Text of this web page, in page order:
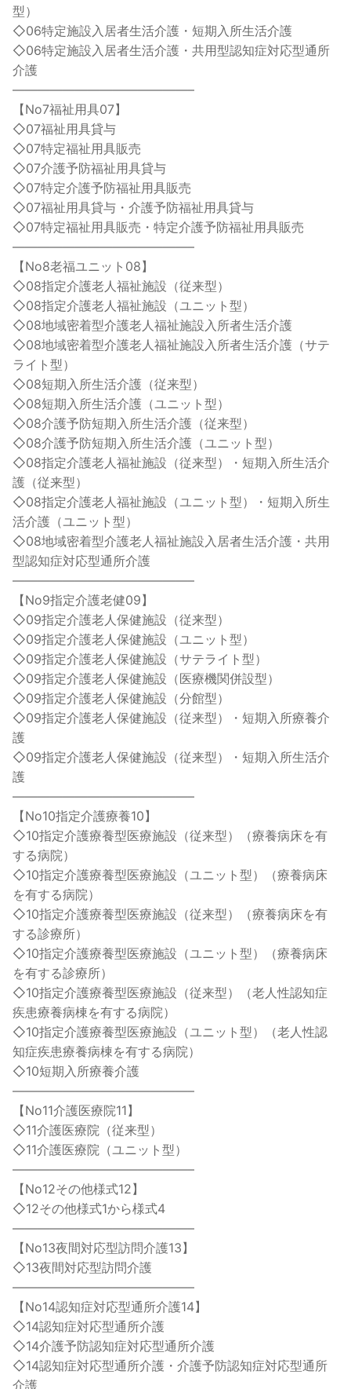
型）
◇06特定施設入居者生活介護・短期入所生活介護
◇06特定施設入居者生活介護・共用型認知症対応型通所
介護
——————————————–
【No7福祉用具07】
◇07福祉用具貸与
◇07特定福祉用具販売
◇07介護予防福祉用具貸与
◇07特定介護予防福祉用具販売
◇07福祉用具貸与・介護予防福祉用具貸与
◇07特定福祉用具販売・特定介護予防福祉用具販売
——————————————–
【No8老福ユニット08】
◇08指定介護老人福祉施設（従来型）
◇08指定介護老人福祉施設（ユニット型）
◇08地域密着型介護老人福祉施設入所者生活介護
◇08地域密着型介護老人福祉施設入所者生活介護（サテ
ライト型）
◇08短期入所生活介護（従来型）
◇08短期入所生活介護（ユニット型）
◇08介護予防短期入所生活介護（従来型）
◇08介護予防短期入所生活介護（ユニット型）
◇08指定介護老人福祉施設（従来型）・短期入所生活介
護（従来型）
◇08指定介護老人福祉施設（ユニット型）・短期入所生
活介護（ユニット型）
◇08地域密着型介護老人福祉施設入居者生活介護・共用
型認知症対応型通所介護
——————————————–
【No9指定介護老健09】
◇09指定介護老人保健施設（従来型）
◇09指定介護老人保健施設（ユニット型）
◇09指定介護老人保健施設（サテライト型）
◇09指定介護老人保健施設（医療機関併設型）
◇09指定介護老人保健施設（分館型）
◇09指定介護老人保健施設（従来型）・短期入所療養介
護
◇09指定介護老人保健施設（従来型）・短期入所生活介
護
——————————————–
【No10指定介護療養10】
◇10指定介護療養型医療施設（従来型）（療養病床を有
する病院）
◇10指定介護療養型医療施設（ユニット型）（療養病床
を有する病院）
◇10指定介護療養型医療施設（従来型）（療養病床を有
する診療所）
◇10指定介護療養型医療施設（ユニット型）（療養病床
を有する診療所）
◇10指定介護療養型医療施設（従来型）（老人性認知症
疾患療養病棟を有する病院）
◇10指定介護療養型医療施設（ユニット型）（老人性認
知症疾患療養病棟を有する病院）
◇10短期入所療養介護
——————————————–
【No11介護医療院11】
◇11介護医療院（従来型）
◇11介護医療院（ユニット型）
——————————————–
【No12その他様式12】
◇12その他様式1から様式4
——————————————–
【No13夜間対応型訪問介護13】
◇13夜間対応型訪問介護
——————————————–
【No14認知症対応型通所介護14】
◇14認知症対応型通所介護
◇14介護予防認知症対応型通所介護
◇14認知症対応型通所介護・介護予防認知症対応型通所
介護